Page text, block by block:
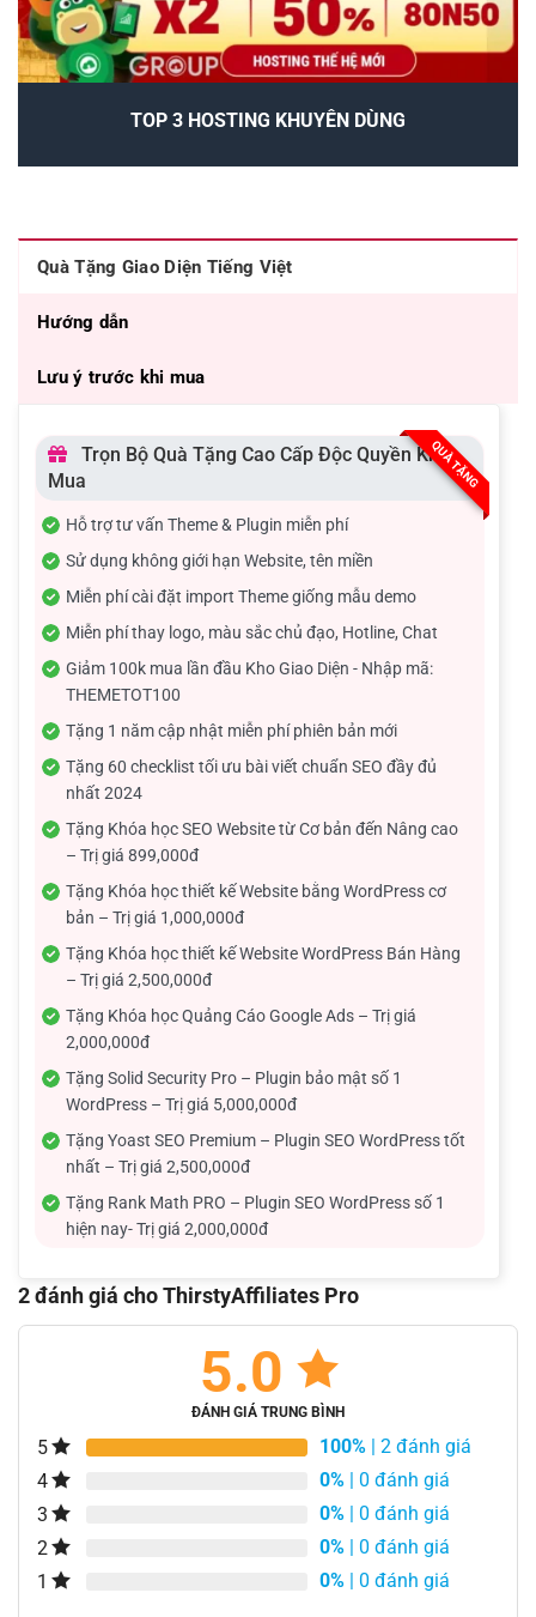
TOP 3 HOSTING KHUYÊN DÙNG
Quà Tặng Giao Diện Tiếng Việt
Hướng dẫn
Lưu ý trước khi mua
QUÀ TẶNG
Trọn Bộ Quà Tặng Cao Cấp Độc Quyền Khi
Mua
Hỗ trợ tư vấn Theme & Plugin miễn phí
Sử dụng không giới hạn Website, tên miền
Miễn phí cài đặt import Theme giống mẫu demo
Miễn phí thay logo, màu sắc chủ đạo, Hotline, Chat
Giảm 100k mua lần đầu Kho Giao Diện - Nhập mã:
THEMETOT100
Tặng 1 năm cập nhật miễn phí phiên bản mới
Tặng 60 checklist tối ưu bài viết chuẩn SEO đầy đủ
nhất 2024
Tặng Khóa học SEO Website từ Cơ bản đến Nâng cao
– Trị giá 899,000đ
Tặng Khóa học thiết kế Website bằng WordPress cơ
bản – Trị giá 1,000,000đ
Tặng Khóa học thiết kế Website WordPress Bán Hàng
– Trị giá 2,500,000đ
Tặng Khóa học Quảng Cáo Google Ads – Trị giá
2,000,000đ
Tặng Solid Security Pro – Plugin bảo mật số 1
WordPress – Trị giá 5,000,000đ
Tặng Yoast SEO Premium – Plugin SEO WordPress tốt
nhất – Trị giá 2,500,000đ
Tặng Rank Math PRO – Plugin SEO WordPress số 1
hiện nay- Trị giá 2,000,000đ
2 đánh giá choThirstyAffiliates Pro
5.0
ĐÁNH GIÁ TRUNG BÌNH
5 100% | 2 đánh giá
4
0% | 0 đánh giá
3
0% | 0 đánh giá
2
0% | 0 đánh giá
1
0% | 0 đánh giá